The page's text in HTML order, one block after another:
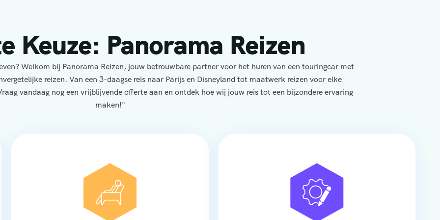
Keuze: Panorama Reizen
Welkom bij Panorama Reizen, jouw betrouwbare partner voor het huren van een touringcar met
reizen. Van een 3-daagse reis naar Parijs en Disneyland tot maatwerk reizen voor elke
vandaag nog een vrijblijvende offerte aan en ontdek hoe wij jouw reis tot een bijzondere ervaring
maken!"